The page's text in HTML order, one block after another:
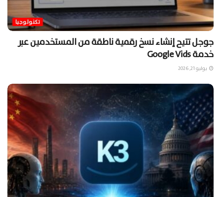
تكنولوجيا
جوجل تتيح إنشاء نسخ رقمية ناطقة من المستخدمين عبر
خدمة Google Vids
يوليو 21, 2026